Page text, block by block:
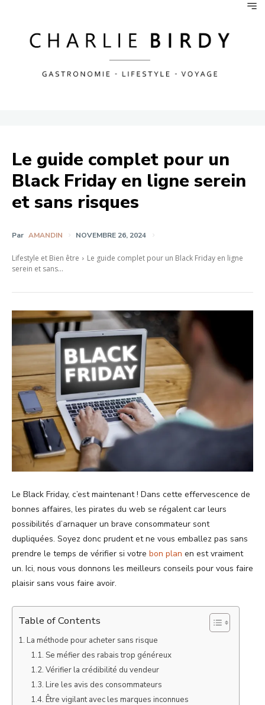
Le guide complet pour un
Black Friday en ligne serein
et sans risques
Par AMANDIN NOVEMBRE 26, 2024
Lifestyle et Bien être
Le guide complet pour un Black Friday en ligne
serein et sans...
Le Black Friday, c’est maintenant ! Dans cette effervescence de
bonnes affaires, les pirates du web se régalent car leurs
possibilités d’arnaquer un brave consommateur sont
dupliquées. Soyez donc prudent et ne vous emballez pas sans
prendre le temps de vérifier si votre bon plan en est vraiment
un. Ici, nous vous donnons les meilleurs conseils pour vous faire
plaisir sans vous faire avoir.
Table of Contents
La méthode pour acheter sans risque
Se méfier des rabais trop généreux
Vérifier la crédibilité du vendeur
Lire les avis des consommateurs
Être vigilant avec les marques inconnues